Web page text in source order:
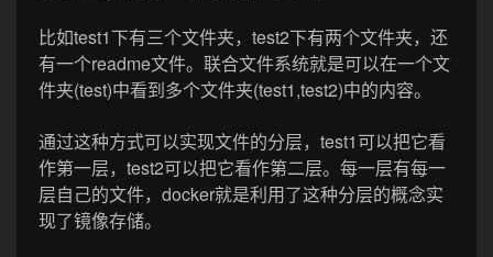
比如test1下有三个文件夹，test2下有两个文件夹，还
有一个readme文件。联合文件系统就是可以在一个文
件夹(test)中看到多个文件夹(test1,test2)中的内容。
通过这种方式可以实现文件的分层，test1可以把它看
作第一层，test2可以把它看作第二层。每一层有每一
层自己的文件，docker就是利用了这种分层的概念实
现了镜像存储。